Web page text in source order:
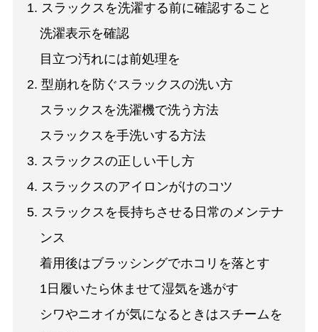
1. スラックスを洗濯する前に確認すること
洗濯表示を確認
目立つ汚れには前処理を
2. 型崩れを防ぐスラックスの洗い方
スラックスを洗濯機で洗う方法
スラックスを手洗いする方法
3. スラックスの正しい干し方
4. スラックスのアイロンがけのコツ
5. スラックスを長持ちさせる日常のメンテナ
ンス
着用後はブラッシングでホコリを落とす
1日履いたら休ませて湿気を逃がす
シワやニオイが気になるときはスチームを